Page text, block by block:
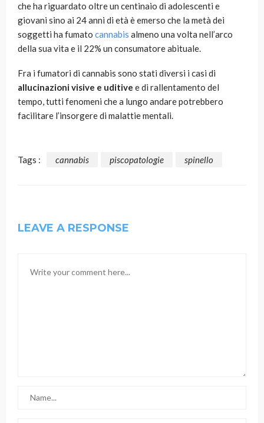
che ha riguardato oltre un centinaio di adolescenti e
giovani sino ai 24 anni di età è emerso che la metà dei
soggetti ha fumato cannabis almeno una volta nell’arco
della sua vita e il 22% un consumatore abituale.
Fra i fumatori di cannabis sono stati diversi i casi di
allucinazioni visive e uditive e di rallentamento del
tempo, tutti fenomeni che a lungo andare potrebbero
facilitare l’insorgere di malattie mentali.
Tags : cannabis piscopatologie spinello
LEAVE A RESPONSE